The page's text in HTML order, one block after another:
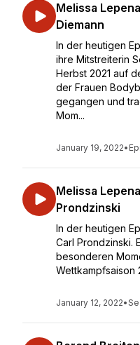
Melissa
Diemann
In der heutigen
ihre Mitstreiterin
Herbst 2021 auf
der Frauen
gegangen und
Mom...
January 19, 2022•
Melissa
Prondzinski
In der heutigen
Carl Prondzinski.
besonderen
Wettkampfsaison
January 12, 2022•